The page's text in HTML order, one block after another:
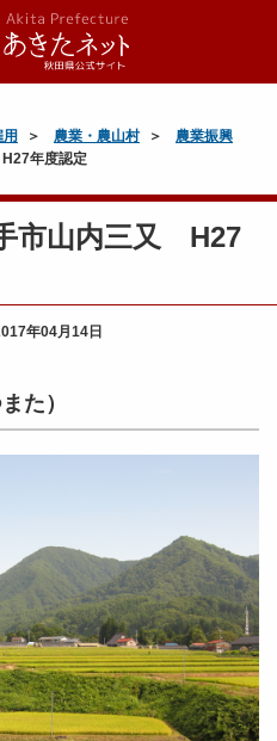
農業・農山村
農業振興
年度認定
市山内三又 H27
年04月14日
た）